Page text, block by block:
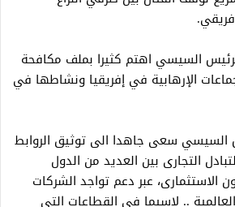
السيسي اهتم كثيرا بملف مكافحة
الإرهابية في إفريقيا ونشاطها في
السيسي سعى جاهدا الى توثيق الروابط
التجارى بين العديد من الدول
الاستثمارى، عبر دعم تواجد الشركات
.. لاسيما فى القطاعات التى